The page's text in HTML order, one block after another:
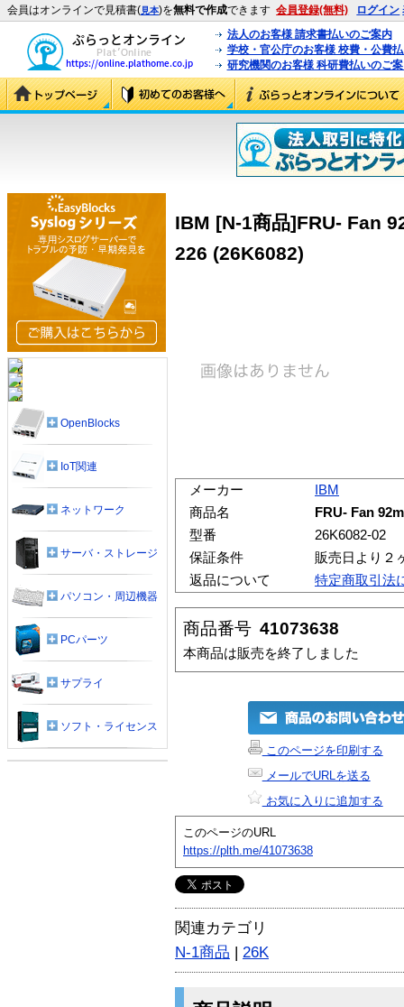
会員はオンラインで見積書(見本)を無料で作成できます 会員登録(無料) ログイン
法人のお客様 請求書払いのご案内
学校・官公庁のお客様 校費・公費
研究機関のお客様 科研費払いのご
IBM [N-1商品]FRU- Fan
226 (26K6082)
メーカー
IBM
商品名
FRU- Fan
型番
26K6082-02
保証条件
販売日より２
返品について
特定商取引法
商品番号 41073638
本商品は販売を終了しました
このページを印刷する
メールでURLを送る
お気に入りに追加する
このページのURL
https://plth.me/41073638
関連カテゴリ
N-1商品 | 26K
OpenBlocks
IoT関連
ネットワーク
サーバ・ストレージ
パソコン・周辺機器
PCパーツ
サプライ
ソフト・ライセンス